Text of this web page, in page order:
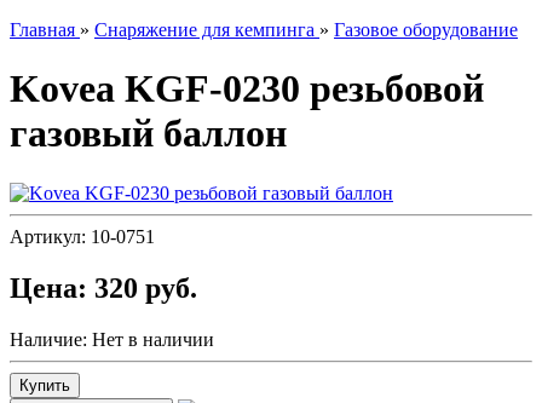
Главная » Снаряжение для кемпинга » Газовое оборудование
Kovea KGF-0230 резьбовой
газовый баллон
Артикул: 10-0751
Цена: 320 руб.
Наличие: Нет в наличии